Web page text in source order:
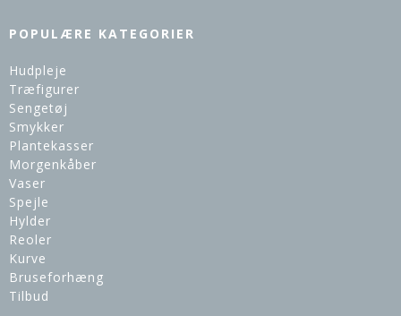
POPULÆRE KATEGORIER
Hudpleje
Træfigurer
Sengetøj
Smykker
Plantekasser
Morgenkåber
Vaser
Spejle
Hylder
Reoler
Kurve
Bruseforhæng
Tilbud